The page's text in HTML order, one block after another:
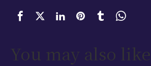
You may also like